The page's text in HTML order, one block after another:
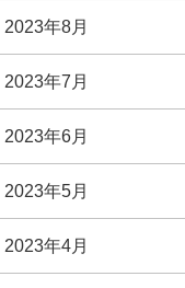
2023年8月
2023年7月
2023年6月
2023年5月
2023年4月